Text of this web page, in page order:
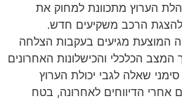
והנהלת הערוץ מתכוונת למחוק את
צפייה להצגת הרכב משקיעים חדש.
המוצעת מגיעים בעקבות הצלחה
הכלכלי והכישלונות האחרונים
שאלה לגבי יכולת הערוץ
הדיווחים לאחרונה, בטח